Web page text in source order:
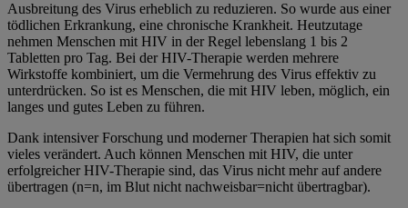
Ausbreitung des Virus erheblich zu reduzieren. So wurde aus einer
tödlichen Erkrankung, eine chronische Krankheit. Heutzutage
nehmen Menschen mit HIV in der Regel lebenslang 1 bis 2
Tabletten pro Tag. Bei der HIV-Therapie werden mehrere
Wirkstoffe kombiniert, um die Vermehrung des Virus effektiv zu
unterdrücken. So ist es Menschen, die mit HIV leben, möglich, ein
langes und gutes Leben zu führen.
Dank intensiver Forschung und moderner Therapien hat sich somit
vieles verändert. Auch können Menschen mit HIV, die unter
erfolgreicher HIV-Therapie sind, das Virus nicht mehr auf andere
übertragen (n=n, im Blut nicht nachweisbar=nicht übertragbar).